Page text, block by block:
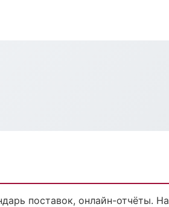
поставок, онлайн-отчёты. На